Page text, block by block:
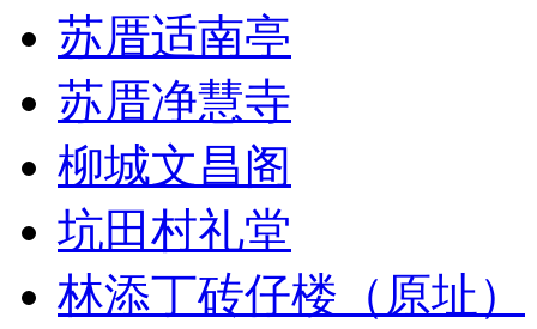
苏厝适南亭
苏厝净慧寺
柳城文昌阁
坑田村礼堂
林添丁砖仔楼（原址）